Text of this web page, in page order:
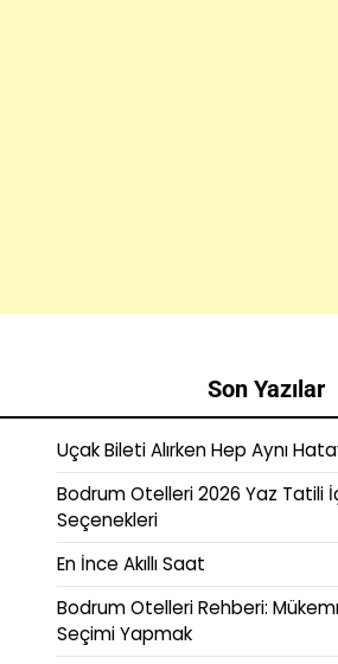
Son Yazılar
Uçak Bileti Alırken Hep Aynı
Bodrum Otelleri 2026 Yaz Tatili
Seçenekleri
En İnce Akıllı Saat
Bodrum Otelleri Rehberi:
Seçimi Yapmak